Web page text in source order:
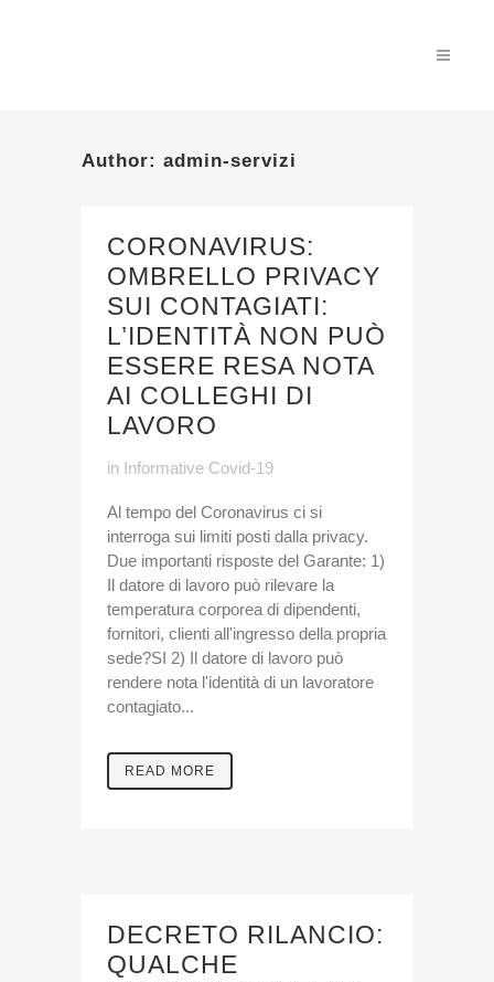
Author: admin-servizi
CORONAVIRUS:
OMBRELLO PRIVACY
SUI CONTAGIATI:
L’IDENTITÀ NON PUÒ
ESSERE RESA NOTA
AI COLLEGHI DI
LAVORO
in Informative Covid-19
Al tempo del Coronavirus ci si
interroga sui limiti posti dalla privacy.
Due importanti risposte del Garante: 1)
Il datore di lavoro può rilevare la
temperatura corporea di dipendenti,
fornitori, clienti all'ingresso della propria
sede?SI 2) Il datore di lavoro può
rendere nota l'identità di un lavoratore
contagiato...
READ MORE
DECRETO RILANCIO:
QUALCHE